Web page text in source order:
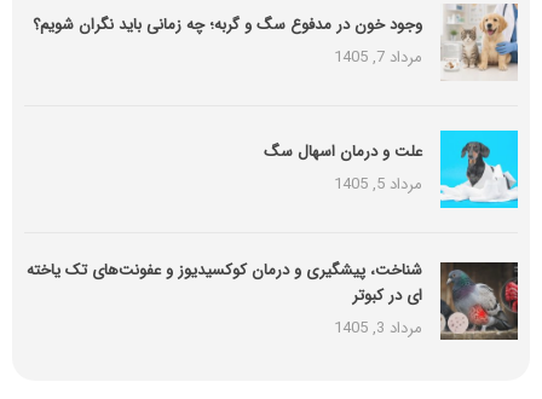
وجود خون در مدفوع سگ و گربه؛ چه زمانی باید نگران شویم؟
مرداد 7, 1405
علت و درمان اسهال سگ
مرداد 5, 1405
شناخت، پیشگیری و درمان کوکسیدیوز و عفونت‌های تک یاخته
ای در کبوتر
مرداد 3, 1405